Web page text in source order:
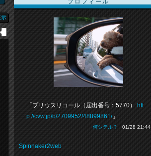
示
プロフィール
「プリウスリコール（届出番号：5770）
htt
p://cvw.jp/b/2709952/48899861/」
何シテル？ 01/28 21:44
Spinnaker2web